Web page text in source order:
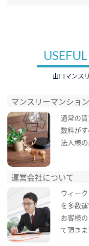
山口マンス
マンスリーマンショ
通常の
数料がす
法人様
運営会社について
ウィー
を多数運
お客様
て頂きま